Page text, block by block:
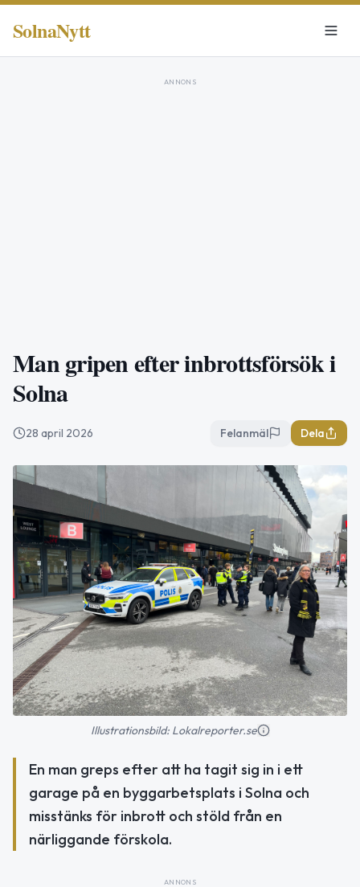
SolnaNytt
ANNONS
Man gripen efter inbrottsförsök i
Solna
28 april 2026 Felanmäl Dela
Illustrationsbild: Lokalreporter.se
En man greps efter att ha tagit sig in i ett
garage på en byggarbetsplats i Solna och
misstänks för inbrott och stöld från en
närliggande förskola.
ANNONS